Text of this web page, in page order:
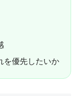
を優先したいか